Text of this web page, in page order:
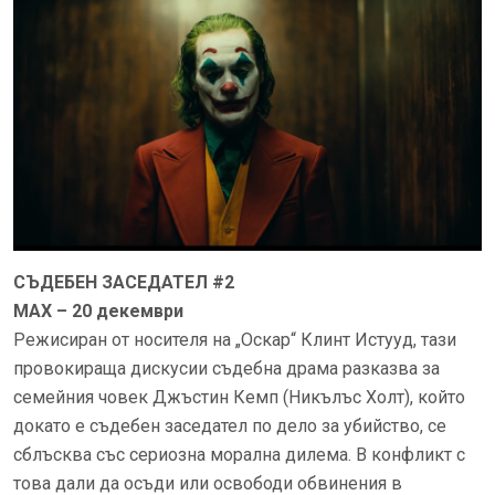
СЪДЕБЕН ЗАСЕДАТЕЛ #2
MAX – 20 декември
Режисиран от носителя на „Оскар“ Клинт Истууд, тази
провокираща дискусии съдебна драма разказва за
семейния човек Джъстин Кемп (Никълъс Холт), който
докато е съдебен заседател по дело за убийство, се
сблъсква със сериозна морална дилема. В конфликт с
това дали да осъди или освободи обвинения в